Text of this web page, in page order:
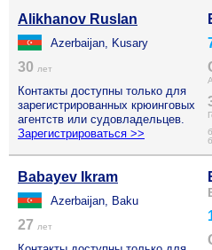
Alikhanov Ruslan
Azerbaijan, Kusary
30 лет
Контакты доступны только для
зарегистрированных крюинговых
агентств или судовладельцев.
Зарегистрироваться >>
Babayev Ikram
Azerbaijan, Baku
27 лет